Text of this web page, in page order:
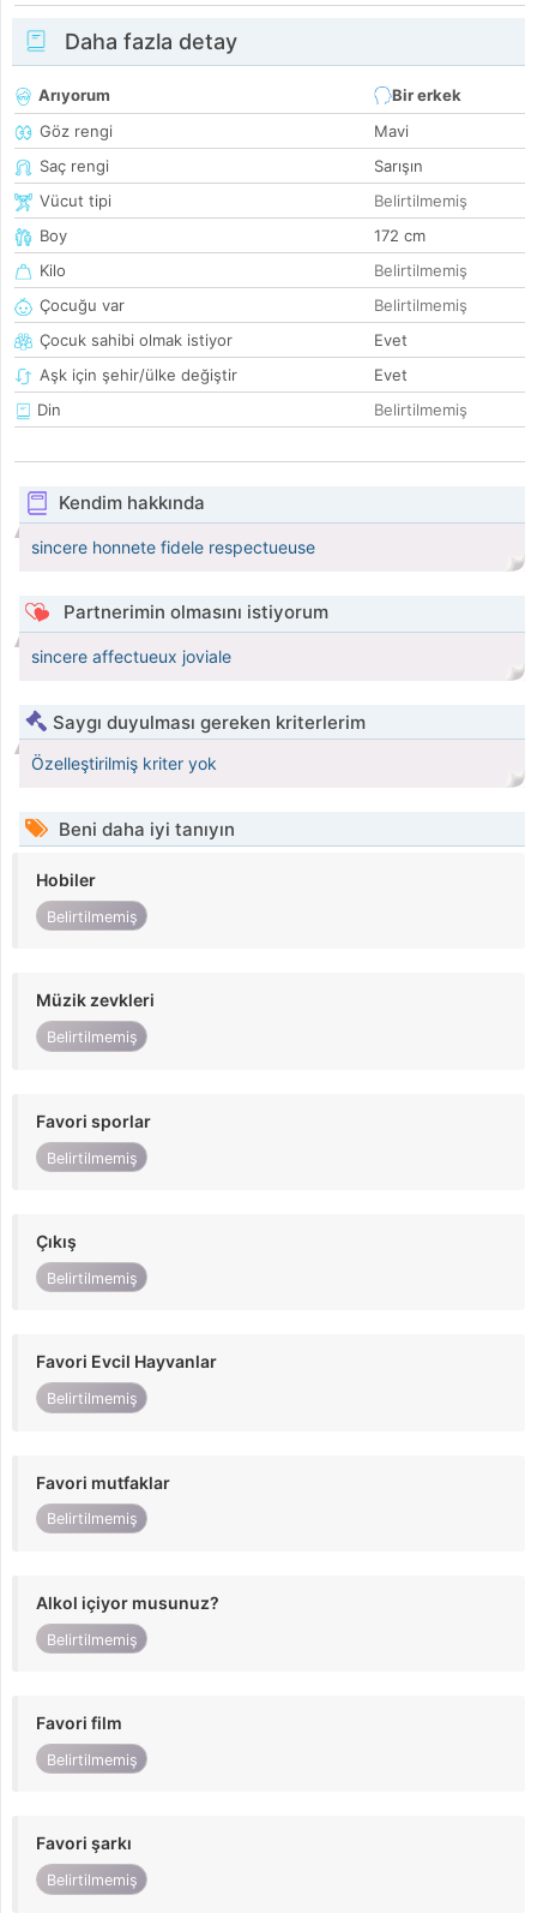
Daha fazla detay
Arıyorum
Bir erkek
Göz rengi
Mavi
Saç rengi
Sarışın
Vücut tipi
Belirtilmemiş
Boy
172 cm
Kilo
Belirtilmemiş
Çocuğu var
Belirtilmemiş
Çocuk sahibi olmak istiyor
Evet
Aşk için şehir/ülke değiştir
Evet
Din
Belirtilmemiş
Kendim hakkında
sincere honnete fidele respectueuse
Partnerimin olmasını istiyorum
sincere affectueux joviale
Saygı duyulması gereken kriterlerim
Özelleştirilmiş kriter yok
Beni daha iyi tanıyın
Hobiler
Belirtilmemiş
Müzik zevkleri
Belirtilmemiş
Favori sporlar
Belirtilmemiş
Çıkış
Belirtilmemiş
Favori Evcil Hayvanlar
Belirtilmemiş
Favori mutfaklar
Belirtilmemiş
Alkol içiyor musunuz?
Belirtilmemiş
Favori film
Belirtilmemiş
Favori şarkı
Belirtilmemiş